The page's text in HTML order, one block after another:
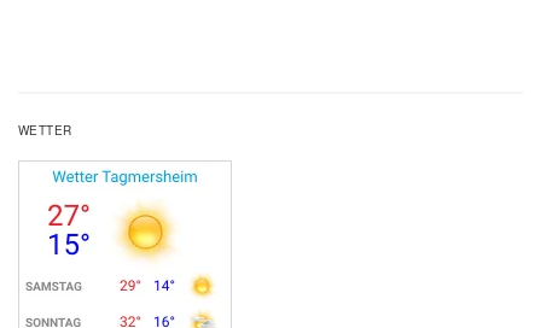
WETTER